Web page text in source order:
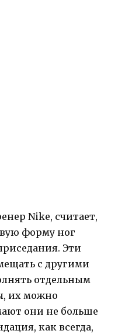
Nike, считает,
форму ног
Эти
с другими
отдельным
их можно
они не больше
как всегда,